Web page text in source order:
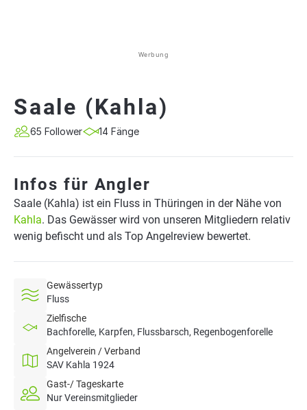
Werbung
Saale (Kahla)
65 Follower 14 Fänge
Infos für Angler
Saale (Kahla) ist ein Fluss in Thüringen in der Nähe von
Kahla. Das Gewässer wird von unseren Mitgliedern relativ
wenig befischt und als Top Angelreview bewertet.
Gewässertyp
Fluss
Zielfische
Bachforelle, Karpfen, Flussbarsch, Regenbogenforelle
Angelverein / Verband
SAV Kahla 1924
Gast-/ Tageskarte
Nur Vereinsmitglieder